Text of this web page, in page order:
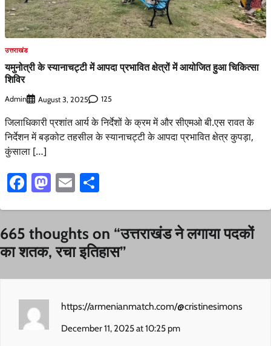
उत्तराखंड
यमुनोत्री के स्यानाचट्टी में आपदा प्रभावित क्षेत्रों में आयोजित हुआ चिकित्सा
शिविर
Admin August 3, 2025 125
जिलाधिकारी प्रशांत आर्य के निर्देशों के क्रम में और सीएमओ बी.एस रावत के
निर्देशन में बड़कोट तहसील के स्यानाचट्टी के आपदा प्रभावित क्षेत्र कुपड़ा,
कुंसाला […]
Facebook
Mastodon
Email
665 thoughts on “उत्तराखंड ने लगाया पदकों
का शतक, रचा इतिहास”
https://armenianmatch.com/@cristinesimons
December 11, 2025 at 10:25 pm